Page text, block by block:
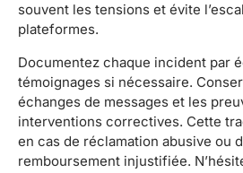
souvent les tensions et évite
plateformes.
Documentez chaque incident par
témoignages si nécessaire.
échanges de messages et les
interventions correctives. Cette
en cas de réclamation abusive ou
remboursement injustifiée.